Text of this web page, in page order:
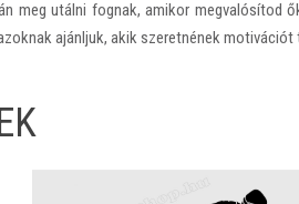
meg utálni fognak, amikor megvalósítod
ajánljuk, akik szeretnének motivációt